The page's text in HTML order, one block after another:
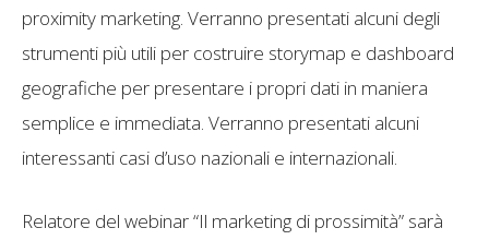
proximity marketing. Verranno presentati alcuni degli
strumenti più utili per costruire storymap e dashboard
geografiche per presentare i propri dati in maniera
semplice e immediata. Verranno presentati alcuni
interessanti casi d’uso nazionali e internazionali.
Relatore del webinar “Il marketing di prossimità” sarà